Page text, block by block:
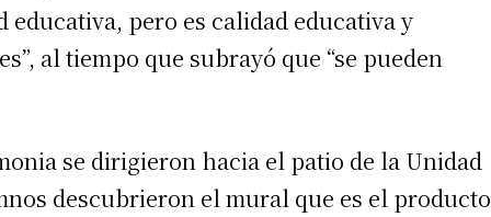
pero es calidad educativa y
al tiempo que subrayó que “se pueden
se dirigieron hacia el patio de la Unidad
descubrieron el mural que es el producto